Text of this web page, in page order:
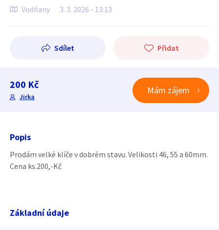
Vodňany 3. 3. 2026 - 13:13
Sdílet Přidat
200 Kč
Jirka
Mám zájem
Popis
Prodám velké klíče v dobrém stavu. Velikosti 46, 55 a 60mm.
Cena ks.200,-Kč
Základní údaje